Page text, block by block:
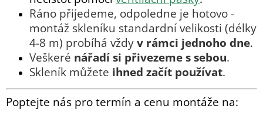
Ráno přijedeme, odpoledne je hotovo -
montáž skleníku standardní velikosti (délky
4-8 m) probíhá vždy v rámci jednoho dne.
Veškeré nářadí si přivezeme s sebou.
Skleník můžete ihned začít používat.
Poptejte nás pro termín a cenu montáže na: